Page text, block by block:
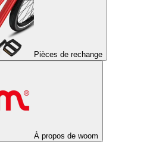
Pièces de rechange
À propos de woom